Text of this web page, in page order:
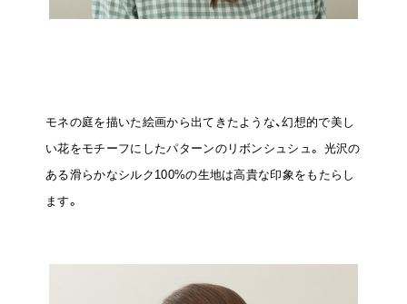
モネの庭を描いた絵画から出てきたような、幻想的で美し
い花をモチーフにしたパターンのリボンシュシュ。 光沢の
ある滑らかなシルク100%の生地は高貴な印象をもたらし
ます。